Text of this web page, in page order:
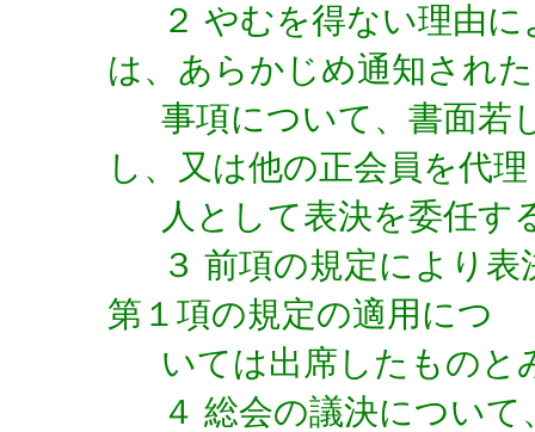
２ やむを得ない理由
は、あらかじめ通知された
事項について、書面若
し、又は他の正会員を代理
人として表決を委任す
３ 前項の規定により
第１項の規定の適用につ
いては出席したものと
４ 総会の議決につい